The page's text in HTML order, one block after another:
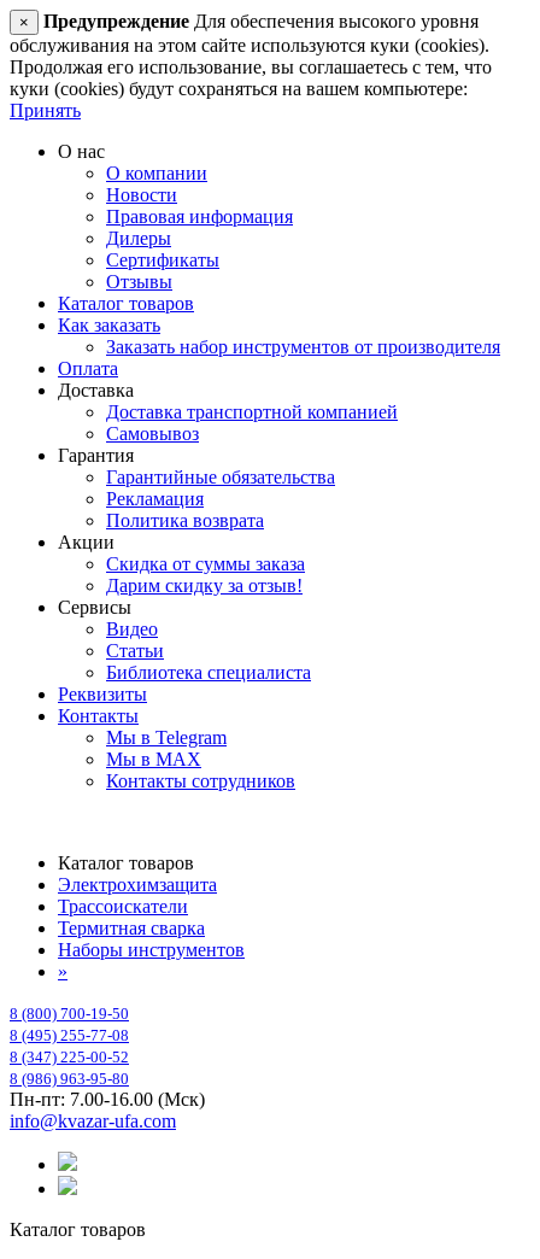
× Предупреждение Для обеспечения высокого уровня
обслуживания на этом сайте используются куки (cookies).
Продолжая его использование, вы соглашаетесь с тем, что
куки (cookies) будут сохраняться на вашем компьютере:
Принять
О нас
О компании
Новости
Правовая информация
Дилеры
Сертификаты
Отзывы
Каталог товаров
Как заказать
Заказать набор инструментов от производителя
Оплата
Доставка
Доставка транспортной компанией
Самовывоз
Гарантия
Гарантийные обязательства
Рекламация
Политика возврата
Акции
Скидка от суммы заказа
Дарим скидку за отзыв!
Сервисы
Видео
Статьи
Библиотека специалиста
Реквизиты
Контакты
Мы в Telegram
Мы в MAX
Контакты сотрудников
Каталог товаров
Электрохимзащита
Трассоискатели
Термитная сварка
Наборы инструментов
»
8 (800) 700-19-50
8 (495) 255-77-08
8 (347) 225-00-52
8 (986) 963-95-80
Пн-пт: 7.00-16.00 (Мск)
info@kvazar-ufa.com
Каталог товаров